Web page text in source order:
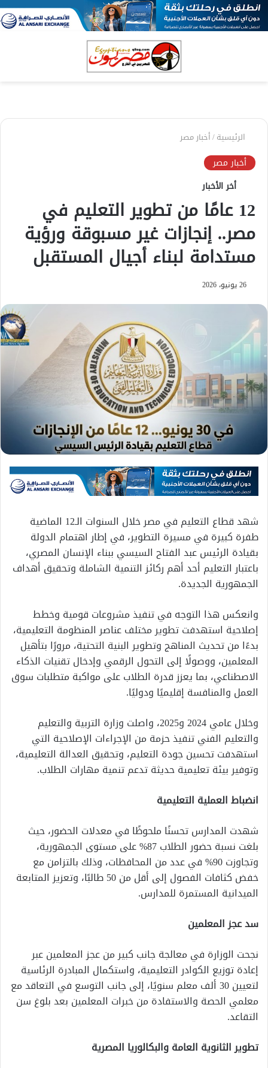
الرئيسية/أخبار مصر
أخبار مصر
أخر الأخبار
12 عامًا من تطوير التعليم في
مصر.. إنجازات غير مسبوقة ورؤية
مستدامة لبناء أجيال المستقبل
26 يونيو، 2026
شهد قطاع التعليم في مصر خلال السنوات الـ12 الماضية
طفرة كبيرة في مسيرة التطوير، في إطار اهتمام الدولة
بقيادة الرئيس عبد الفتاح السيسي ببناء الإنسان المصري،
باعتبار التعليم أحد أهم ركائز التنمية الشاملة وتحقيق أهداف
الجمهورية الجديدة.
وانعكس هذا التوجه في تنفيذ مشروعات قومية وخطط
إصلاحية استهدفت تطوير مختلف عناصر المنظومة التعليمية،
بدءًا من تحديث المناهج وتطوير البنية التحتية، مرورًا بتأهيل
المعلمين، ووصولًا إلى التحول الرقمي وإدخال تقنيات الذكاء
الاصطناعي، بما يعزز قدرة الطلاب على مواكبة متطلبات سوق
العمل والمنافسة إقليميًا ودوليًا.
وخلال عامي 2024 و2025، واصلت وزارة التربية والتعليم
والتعليم الفني تنفيذ حزمة من الإجراءات الإصلاحية التي
استهدفت تحسين جودة التعليم، وتحقيق العدالة التعليمية،
وتوفير بيئة تعليمية حديثة تدعم تنمية مهارات الطلاب.
انضباط العملية التعليمية
شهدت المدارس تحسنًا ملحوظًا في معدلات الحضور، حيث
بلغت نسبة حضور الطلاب 87% على مستوى الجمهورية،
وتجاوزت 90% في عدد من المحافظات، وذلك بالتزامن مع
خفض كثافات الفصول إلى أقل من 50 طالبًا، وتعزيز المتابعة
الميدانية المستمرة للمدارس.
سد عجز المعلمين
نجحت الوزارة في معالجة جانب كبير من عجز المعلمين عبر
إعادة توزيع الكوادر التعليمية، واستكمال المبادرة الرئاسية
لتعيين 30 ألف معلم سنويًا، إلى جانب التوسع في التعاقد مع
معلمي الحصة والاستفادة من خبرات المعلمين بعد بلوغ سن
التقاعد.
تطوير الثانوية العامة والبكالوريا المصرية